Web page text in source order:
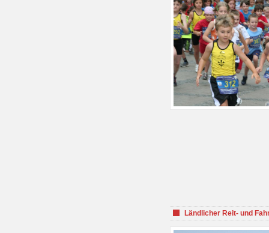
Ländlicher Reit- und